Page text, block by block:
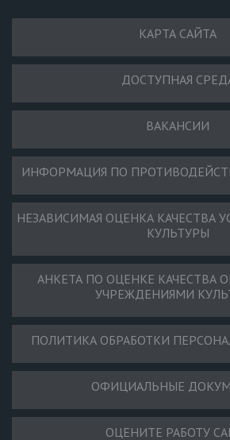
КАРТА САЙТА
ДОСТУПНАЯ
ВАКАНСИИ
ИНФОРМАЦИЯ ПО
НЕЗАВИСИМАЯ ОЦЕНКА КАЧЕСТВА
КУЛЬТУРЫ
АНКЕТА ПО ОЦЕНКЕ КАЧЕСТВА
УЧРЕЖДЕНИЯМИ
ПОЛИТИКА ОБРАБОТКИ
ОФИЦИАЛЬНЫЕ
ОЦЕНИТЕ РАБОТУ